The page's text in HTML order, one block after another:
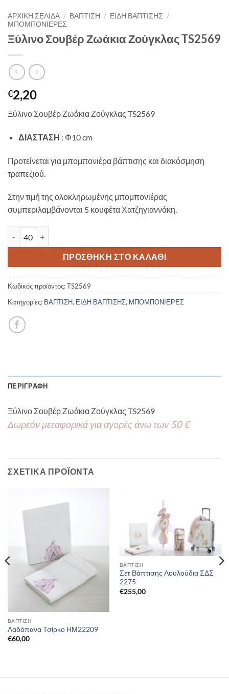
ΑΡΧΙΚΉ ΣΕΛΊΔΑ / ΒΑΠΤΙΣΗ / ΕΙΔΗ ΒΑΠΤΙΣΗΣ /
ΜΠΟΜΠΟΝΙΕΡΕΣ
Ξύλινο Σουβέρ Ζωάκια Ζούγκλας TS2569
€2,20
Ξύλινο Σουβέρ Ζωάκια Ζούγκλας TS2569
ΔΙΑΣΤΑΣΗ : Φ10 cm
Προτείνεται για μπομπονιέρα βάπτισης και διακόσμηση
τραπεζιού.
Στην τιμή της ολοκληρωμένης μπομπονιέρας
συμπεριλαμβάνονται 5 κουφέτα Χατζηγιαννάκη.
ΠΡΟΣΘΉΚΗ ΣΤΟ ΚΑΛΆΘΙ
Κωδικός προϊόντος:TS2569
Κατηγορίες: ΒΑΠΤΙΣΗ, ΕΙΔΗ ΒΑΠΤΙΣΗΣ, ΜΠΟΜΠΟΝΙΕΡΕΣ
ΠΕΡΙΓΡΑΦΉ
Ξύλινο Σουβέρ Ζωάκια Ζούγκλας TS2569
Δωρεάν μεταφορικά για αγορές άνω των 50 €
ΣΧΕΤΙΚΆ ΠΡΟΪΌΝΤΑ
ΒΑΠΤΙΣΗ
Λαδόπανα Τσίρκο ΗΜ22209
€60,00
ΒΑΠΤΙΣΗ
Σετ Βάπτισης Λουλούδια ΣΔΣ
2275
€255,00